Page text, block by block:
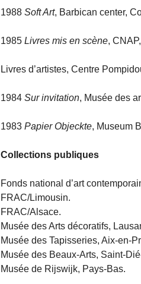
1988 Soft Art, Barbican center,
1985 Livres mis en scène,
Livres d’artistes, Centre
1984 Sur invitation, Musée des
1983 Papier Objeckte, Museum
Collections publiques
Fonds national d’art
FRAC/Limousin.
FRAC/Alsace.
Musée des Arts décoratifs,
Musée des Tapisseries, Aix-en-
Musée des Beaux-Arts, Saint-
Musée de Rijswijk, Pays-Bas.